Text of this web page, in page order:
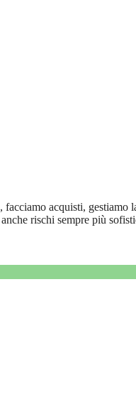
acquisti, gestiamo
rischi sempre più